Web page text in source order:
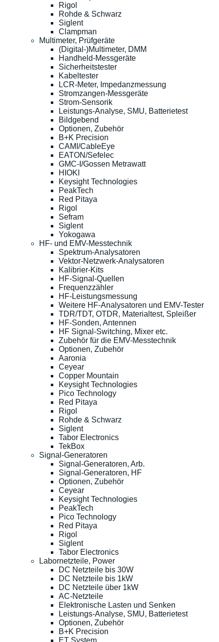
Rigol
Rohde & Schwarz
Siglent
Clampman
Multimeter, Prüfgeräte
(Digital-)Multimeter, DMM
Handheld-Messgeräte
Sicherheitstester
Kabeltester
LCR-Meter, Impedanzmessung
Stromzangen-Messgeräte
Strom-Sensorik
Leistungs-Analyse, SMU, Batterietest
Bildgebend
Optionen, Zubehör
B+K Precision
CAMI/CableEye
EATON/Sefelec
GMC-I/Gossen Metrawatt
HIOKI
Keysight Technologies
PeakTech
Red Pitaya
Rigol
Sefram
Siglent
Yokogawa
HF- und EMV-Messtechnik
Spektrum-Analysatoren
Vektor-Netzwerk-Analysatoren
Kalibrier-Kits
HF-Signal-Quellen
Frequenzzähler
HF-Leistungsmessung
Weitere HF-Analysatoren und EMV-Tester
TDR/TDT, OTDR, Materialtest, Spleißer
HF-Sonden, Antennen
HF Signal-Switching, Mixer etc.
Zubehör für die EMV-Messtechnik
Optionen, Zubehör
Aaronia
Ceyear
Copper Mountain
Keysight Technologies
Pico Technology
Red Pitaya
Rigol
Rohde & Schwarz
Siglent
Tabor Electronics
TekBox
Signal-Generatoren
Signal-Generatoren, Arb.
Signal-Generatoren, HF
Optionen, Zubehör
Ceyear
Keysight Technologies
PeakTech
Pico Technology
Red Pitaya
Rigol
Siglent
Tabor Electronics
Labornetzteile, Power
DC Netzteile bis 30W
DC Netzteile bis 1kW
DC Netzteile über 1kW
AC-Netzteile
Elektronische Lasten und Senken
Leistungs-Analyse, SMU, Batterietest
Optionen, Zubehör
B+K Precision
ET System